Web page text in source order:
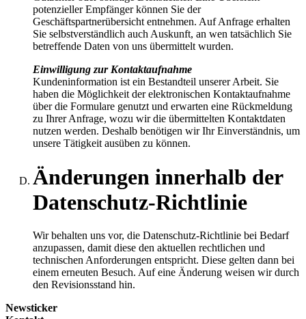
potenzieller Empfänger können Sie der
Geschäftspartnerübersicht entnehmen. Auf Anfrage erhalten
Sie selbstverständlich auch Auskunft, an wen tatsächlich Sie
betreffende Daten von uns übermittelt wurden.
Einwilligung zur Kontaktaufnahme
Kundeninformation ist ein Bestandteil unserer Arbeit. Sie
haben die Möglichkeit der elektronischen Kontaktaufnahme
über die Formulare genutzt und erwarten eine Rückmeldung
zu Ihrer Anfrage, wozu wir die übermittelten Kontaktdaten
nutzen werden. Deshalb benötigen wir Ihr Einverständnis, um
unsere Tätigkeit ausüben zu können.
Änderungen innerhalb der
Datenschutz-Richtlinie
Wir behalten uns vor, die Datenschutz-Richtlinie bei Bedarf
anzupassen, damit diese den aktuellen rechtlichen und
technischen Anforderungen entspricht. Diese gelten dann bei
einem erneuten Besuch. Auf eine Änderung weisen wir durch
den Revisionsstand hin.
Newsticker